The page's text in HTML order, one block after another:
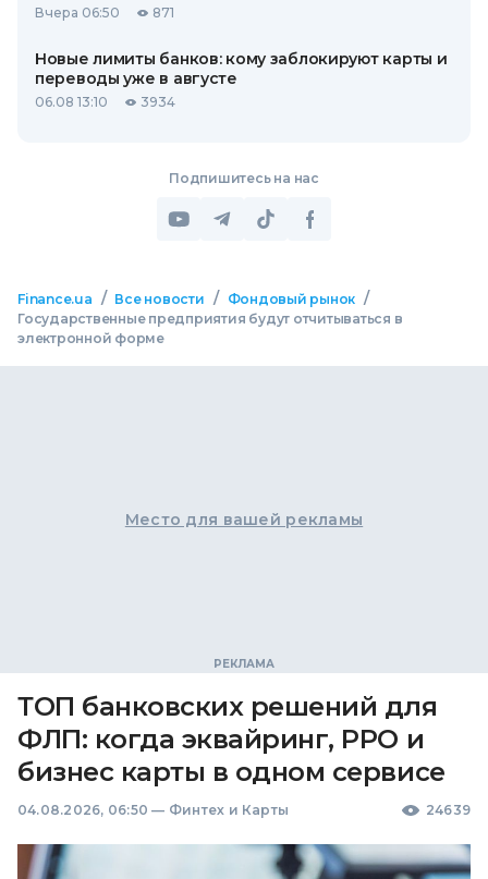
Вчера 06:50 871
Новые лимиты банков: кому заблокируют карты и
переводы уже в августе
06.08 13:10 3934
Подпишитесь на нас
Finance.ua / Все новости / Фондовый рынок /
Государственные предприятия будут отчитываться в
электронной форме
Место для вашей рекламы
ТОП банковских решений для
ФЛП: когда эквайринг, РРО и
бизнес карты в одном сервисе
04.08.2026, 06:50 — Финтех и Карты 24639